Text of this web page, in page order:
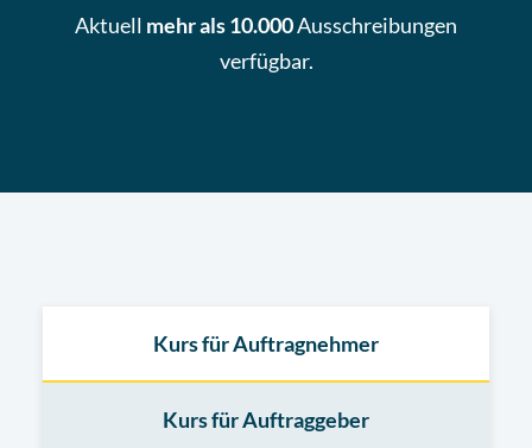
Aktuell mehr als 10.000Ausschreibungen
verfügbar.
Kurs für Auftragnehmer
Kurs für Auftraggeber